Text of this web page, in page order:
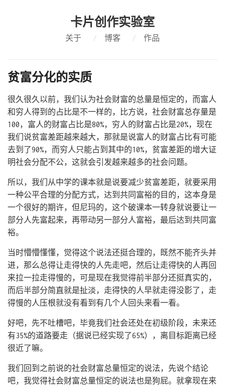
卡片创作实验室
关于 / 博客 / 作品
贫富分化的实质
很久很久以前，我们认为社会财富的总量是恒定的，而富人
和穷人得到的占比是不一样的，比方说，社会财富总存量是
100，富人的财富占比是80%，穷人的财富占比是20%，现在
我们说贫富差距越来越大，那就是说富人的财富占比有可能
去到了90%，而穷人只能占到其中的10%，贫富差距的增大证
明社会分配不公，这就会引发越来越多的社会问题。
所以，我们从中学的课本就是说要减少贫富差距，就要采用
一种公平合理的分配方式，达到共同富裕的目的，这本身是
一个很好的期许，但尼玛的，这个破课本一转身就说要让一
部分人先富起来，再带动另一部分人富裕，最后达到共同富
裕。
当时懵懵懂懂，觉得这个说法还挺合理的，既然不能齐头并
进，那么总得让走得快的人先走吧，然后让走得快的人再回
来拉一拉走得慢的，可是现在我觉得前半部分还挺真实的，
而后半部分简直就是扯淡，走得快的人早就走得没影了，走
得慢的人压根就没有看到有几个人回头来看一看。
好吧，先不吐槽吧，毕竟我们社会还处在初级阶段，未来还
有35%的道路要走（据说已经实现了65%），离目标距离已经
很近了嘛。
我们回到之前说的社会财富总量恒定的说法，先说个结论
吧，我觉得社会财富总量恒定的说法也是狗屁。就拿现在来